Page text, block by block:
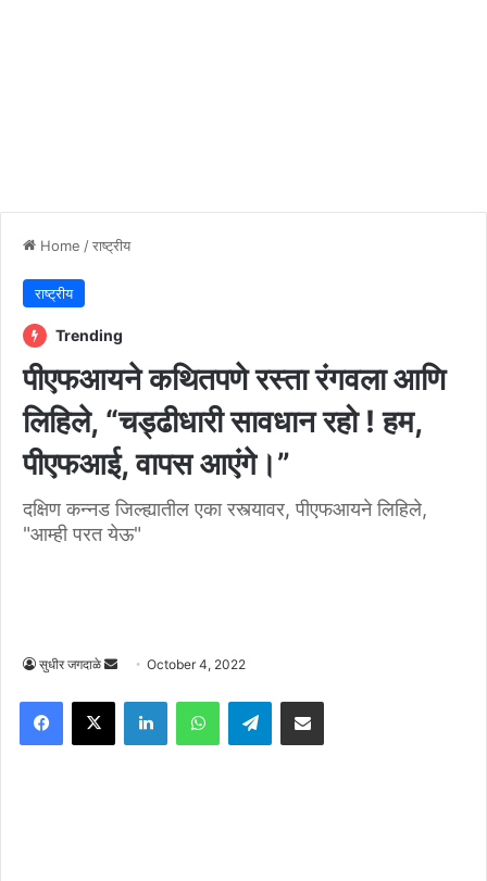
Home /राष्ट्रीय
राष्ट्रीय
Trending
पीएफआयने कथितपणे रस्ता रंगवला आणि
लिहिले, “चड्ढीधारी सावधान रहो ! हम,
पीएफआई, वापस आएंगे।”
दक्षिण कन्नड जिल्ह्यातील एका रस्त्यावर, पीएफआयने लिहिले,
"आम्ही परत येऊ"
सुधीर जगदाळे
Send
email
October 4, 2022
Facebook
X LinkedInWhatsAppTelegramShare via Email